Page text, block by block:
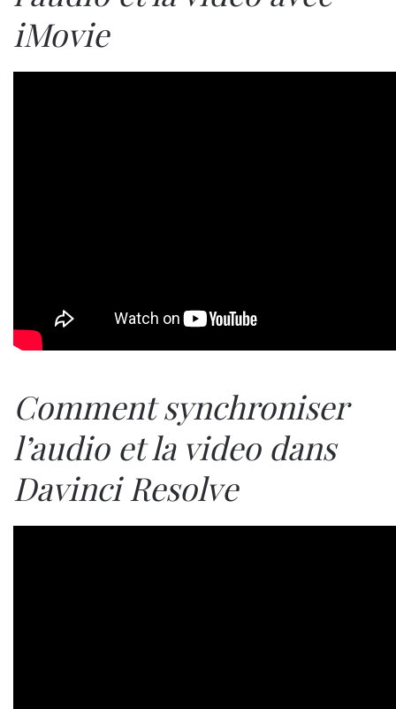
iMovie
Comment synchroniser
l’audio et la video dans
Davinci Resolve